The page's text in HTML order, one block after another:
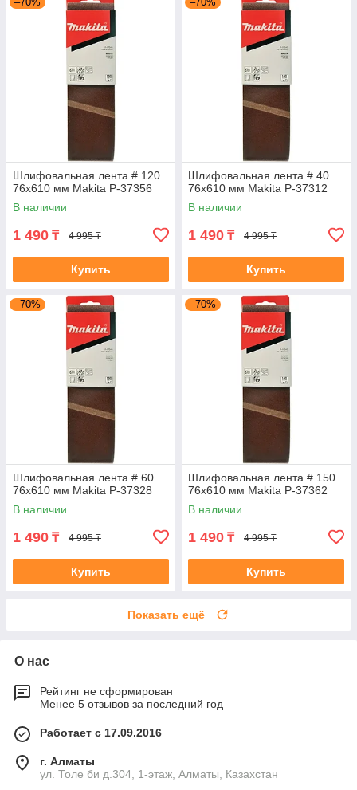
Шлифовальная лента # 120
76x610 мм Makita P-37356
В наличии
1 490 ₸ 4 995 ₸
Купить
Шлифовальная лента # 40
76x610 мм Makita P-37312
В наличии
1 490 ₸ 4 995 ₸
Купить
–70%
Шлифовальная лента # 60
76x610 мм Makita P-37328
В наличии
1 490 ₸ 4 995 ₸
Купить
–70%
Шлифовальная лента # 150
76x610 мм Makita P-37362
В наличии
1 490 ₸ 4 995 ₸
Купить
Показать ещё
О нас
Рейтинг не сформирован
Менее 5 отзывов за последний год
Работает с 17.09.2016
г. Алматы
ул. Толе би д.304, 1-этаж, Алматы, Казахстан